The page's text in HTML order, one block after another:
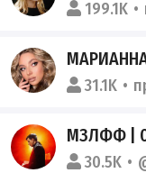
199.1K
31.1K
МЗЛФФ |
30.5K